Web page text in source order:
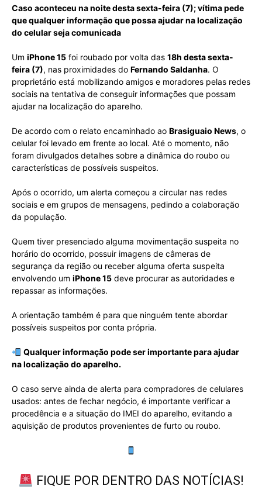
Caso aconteceu na noite desta sexta-feira (7); vítima pede
que qualquer informação que possa ajudar na localização
do celular seja comunicada
Um iPhone 15 foi roubado por volta das 18h desta sexta-
feira (7), nas proximidades do Fernando Saldanha. O
proprietário está mobilizando amigos e moradores pelas redes
sociais na tentativa de conseguir informações que possam
ajudar na localização do aparelho.
De acordo com o relato encaminhado ao Brasiguaio News, o
celular foi levado em frente ao local. Até o momento, não
foram divulgados detalhes sobre a dinâmica do roubo ou
características de possíveis suspeitos.
Após o ocorrido, um alerta começou a circular nas redes
sociais e em grupos de mensagens, pedindo a colaboração
da população.
Quem tiver presenciado alguma movimentação suspeita no
horário do ocorrido, possuir imagens de câmeras de
segurança da região ou receber alguma oferta suspeita
envolvendo um iPhone 15 deve procurar as autoridades e
repassar as informações.
A orientação também é para que ninguém tente abordar
possíveis suspeitos por conta própria.
Qualquer informação pode ser importante para ajudar
na localização do aparelho.
O caso serve ainda de alerta para compradores de celulares
usados: antes de fechar negócio, é importante verificar a
procedência e a situação do IMEI do aparelho, evitando a
aquisição de produtos provenientes de furto ou roubo.
FIQUE POR DENTRO DAS NOTÍCIAS!